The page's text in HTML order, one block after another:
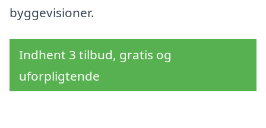
byggevisioner.
Indhent 3 tilbud, gratis og
uforpligtende